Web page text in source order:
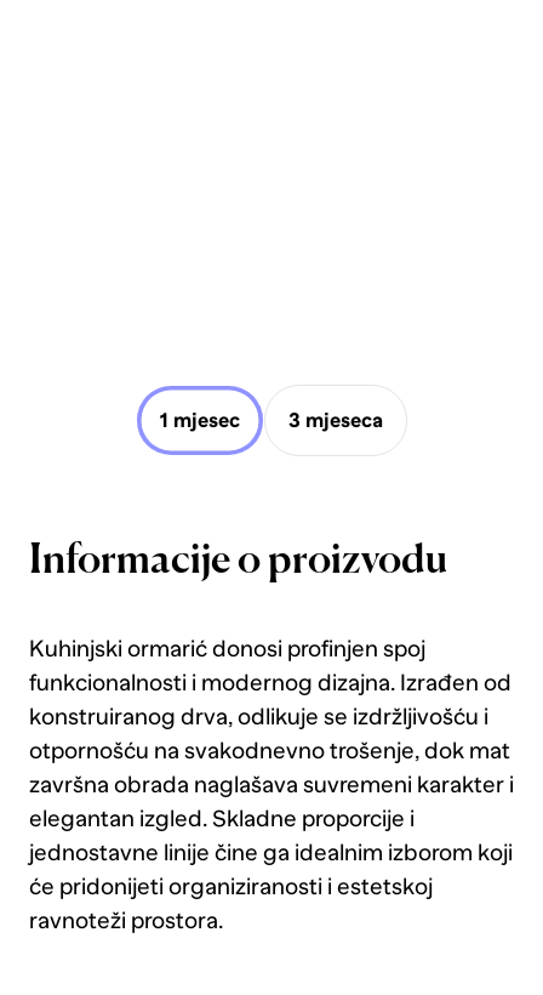
1 mjesec 3 mjeseca
Informacije o proizvodu
Kuhinjski ormarić donosi profinjen spoj
funkcionalnosti i modernog dizajna. Izrađen od
konstruiranog drva, odlikuje se izdržljivošću i
otpornošću na svakodnevno trošenje, dok mat
završna obrada naglašava suvremeni karakter i
elegantan izgled. Skladne proporcije i
jednostavne linije čine ga idealnim izborom koji
će pridonijeti organiziranosti i estetskoj
ravnoteži prostora.